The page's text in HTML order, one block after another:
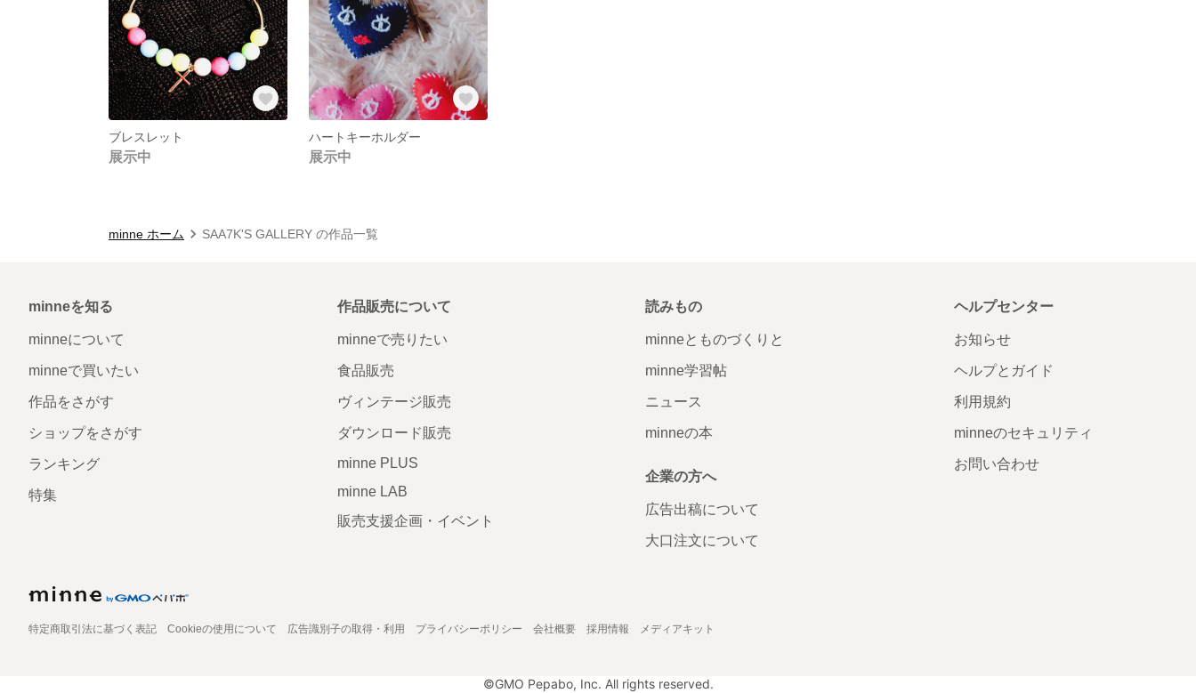
ブレスレット
展示中
ハートキーホルダー
展示中
minne ホーム SAA7K'S GALLERY の作品一覧
minneを知る
minneについて
minneで買いたい
作品をさがす
ショップをさがす
ランキング
特集
作品販売について
minneで売りたい
食品販売
ヴィンテージ販売
ダウンロード販売
minne PLUS
minne LAB
販売支援企画・イベント
読みもの
minneとものづくりと
minne学習帖
ニュース
minneの本
企業の方へ
広告出稿について
大口注文について
ヘルプセンター
お知らせ
ヘルプとガイド
利用規約
minneのセキュリティ
お問い合わせ
特定商取引法に基づく表記 Cookieの使用について 広告識別子の取得・利用 プライバシーポリシー 会社概要 採用情報 メディアキット
©GMO Pepabo, Inc. All rights reserved.